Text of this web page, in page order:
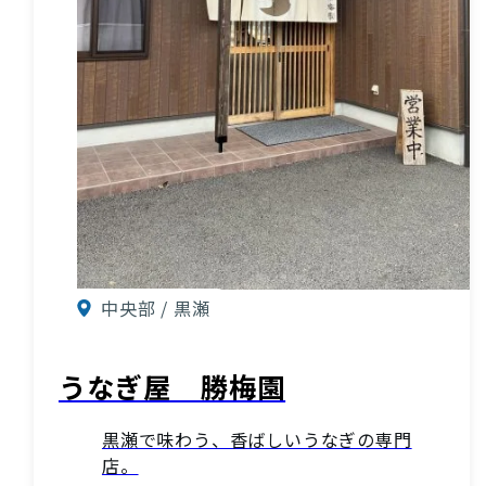
中央部 / 黒瀬
うなぎ屋 勝梅園
黒瀬で味わう、香ばしいうなぎの専門
店。